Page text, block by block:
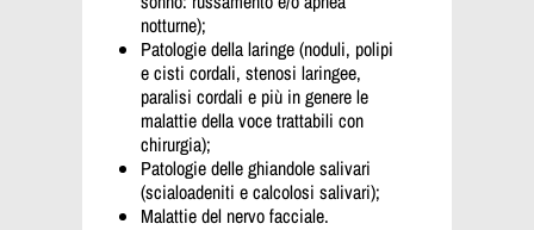
notturne);
Patologie della laringe (noduli, polipi
e cisti cordali, stenosi laringee,
paralisi cordali e più in genere le
malattie della voce trattabili con
chirurgia);
Patologie delle ghiandole salivari
(scialoadeniti e calcolosi salivari);
Malattie del nervo facciale.